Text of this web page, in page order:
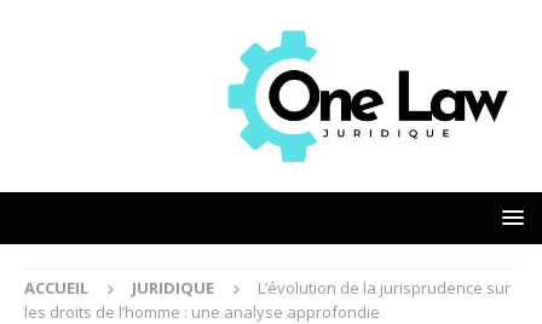
ACCUEIL JURIDIQUE
L’évolution de la jurisprudence sur
les droits de l’homme : une analyse approfondie